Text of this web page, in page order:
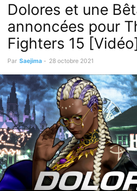
Dolores et une
annoncées pour
Fighters 15
Par Saejima - 28 octobre 2021